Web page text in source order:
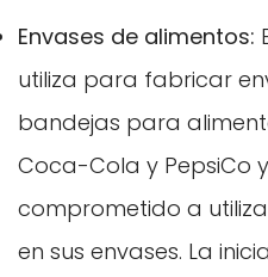
Envases de alimentos:
utiliza para fabricar
bandejas para
Coca-Cola y PepsiCo
comprometido a
en sus envases. La